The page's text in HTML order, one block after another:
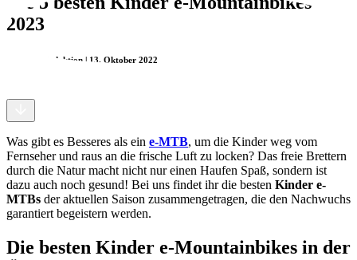
2023
e-motion Redaktion | 13. Oktober 2022
Was gibt es Besseres als ein e-MTB, um die Kinder weg vom
Fernseher und raus an die frische Luft zu locken? Das freie Brettern
durch die Natur macht nicht nur einen Haufen Spaß, sondern ist
dazu auch noch gesund! Bei uns findet ihr die besten Kinder e-
MTBs der aktuellen Saison zusammengetragen, die den Nachwuchs
garantiert begeistern werden.
Die besten Kinder e-Mountainbikes in der